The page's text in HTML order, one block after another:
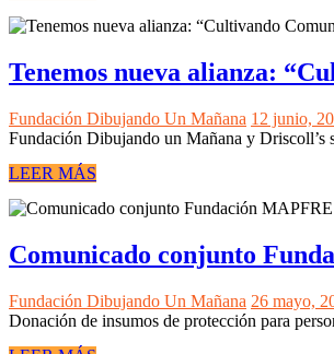
Tenemos nueva alianza:
Fundación Dibujando Un Mañana 12 junio,
Fundación Dibujando un Mañana y Driscoll’s
LEER MÁS
Comunicado conjunto
Fundación Dibujando Un Mañana 26 mayo,
Donación de insumos de protección para